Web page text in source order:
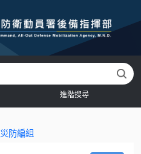
進階搜尋
災防編組